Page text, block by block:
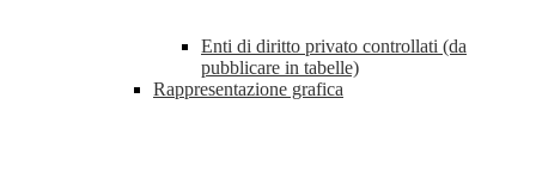
Enti di diritto privato controllati (da
pubblicare in tabelle)
Rappresentazione grafica